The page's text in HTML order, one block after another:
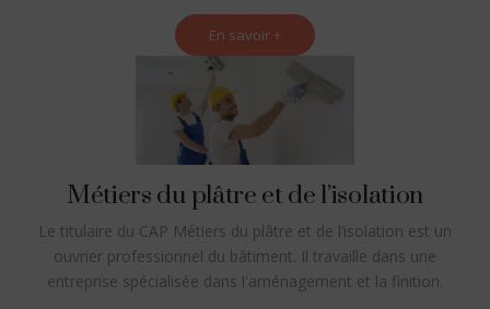
En savoir +
Métiers du plâtre et de l’isolation
Le titulaire du CAP Métiers du plâtre et de l’isolation est un
ouvrier professionnel du bâtiment. Il travaille dans une
entreprise spécialisée dans l'aménagement et la finition.